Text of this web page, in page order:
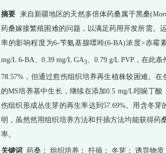
摘要 来自新疆地区的天然多倍体药桑属于黑桑(
药桑嫁接繁殖困难的问题，以满足药用开发所需。
率的影响程度为6-苄氨基腺嘌呤(6-BA)浓度>赤霉
mg/L 6-BA、0.39 mg/L GA3、0.79 g/L PVP，在此条
78.57%，但通过愈伤组织培养再生植株较困难。
的MS培养基中生长，继续在添加0.5 mg/L吲哚丁
伤组织形成丛生芽的再生率达到57.69%。用含冬
明，虽然然用组织培养方法和扦插方法均能获得
率。
关键词 药桑； 组织培养； 扦插； 冬芽； 诱导物